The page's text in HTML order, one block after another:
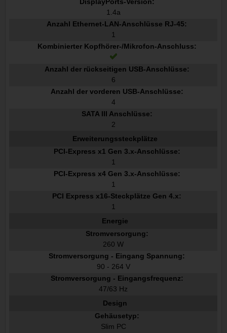
1.4a
Anzahl Ethernet-LAN-Anschlüsse RJ-45:
1
Kombinierter Kopfhörer-/Mikrofon-Anschluss:
Anzahl der rückseitigen USB-Anschlüsse:
6
Anzahl der vorderen USB-Anschlüsse:
4
SATA III Anschlüsse:
2
Erweiterungssteckplätze
PCI-Express x1 Gen 3.x-Anschlüsse:
1
PCI-Express x4 Gen 3.x-Anschlüsse:
1
PCI Express x16-Steckplätze Gen 4.x:
1
Energie
Stromversorgung:
260 W
Stromversorgung - Eingang Spannung:
90 - 264 V
Stromversorgung - Eingangsfrequenz:
47/63 Hz
Design
Gehäusetyp:
Slim PC